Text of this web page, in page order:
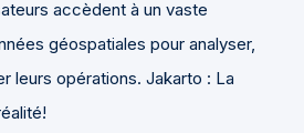
accèdent à un vaste
géospatiales pour analyser,
leurs opérations. Jakarto : La